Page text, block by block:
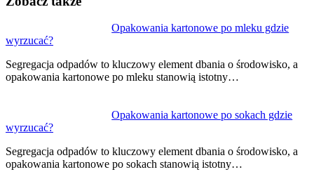
Opakowania kartonowe po mleku gdzie
wyrzucać?
Segregacja odpadów to kluczowy element dbania o środowisko, a
opakowania kartonowe po mleku stanowią istotny…
Opakowania kartonowe po sokach gdzie
wyrzucać?
Segregacja odpadów to kluczowy element dbania o środowisko, a
opakowania kartonowe po sokach stanowią istotny…
wpisu